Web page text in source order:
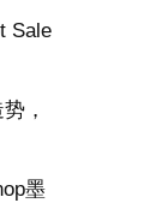
Sale
，
墨